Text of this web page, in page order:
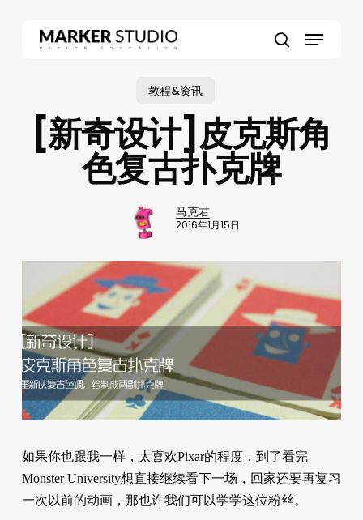
Menu
教程&资讯
[新奇设计]皮克斯角
色复古扑克牌
马克君
2016年1月15日
如果你也跟我一样，太喜欢Pixar的程度，到了看完
Monster University想直接继续看下一场，回家还要再复习
一次以前的动画，那也许我们可以学学这位粉丝。